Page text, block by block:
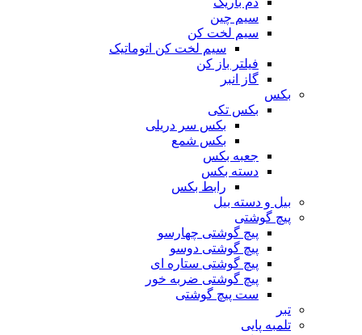
سیم چین
سیم لخت کن
سیم لخت کن اتوماتیک
فیلتر باز کن
گاز انبر
بکس
بکس تکی
بکس سر دریلی
بکس شمع
جعبه بکس
دسته بکس
رابط بکس
بیل و دسته بیل
پیچ گوشتی
پیچ گوشتی چهارسو
پیچ گوشتی دوسو
پیچ گوشتی ستاره‌ ای
پیچ گوشتی ضربه خور
ست پیچ گوشتی
تبر
تلمبه پایی